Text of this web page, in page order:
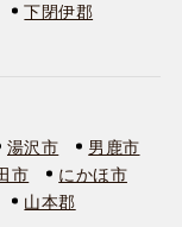
下閉伊郡
湯沢市
男鹿市
市
にかほ市
山本郡